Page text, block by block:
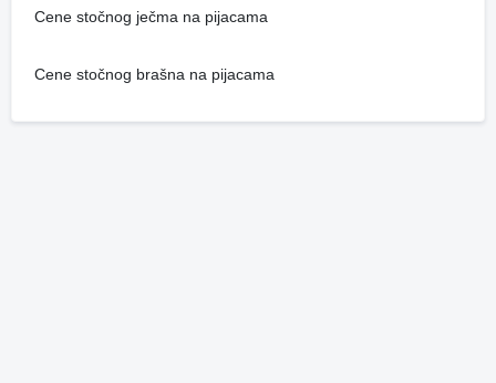
Cene stočnog ječma na pijacama
Cene stočnog brašna na pijacama